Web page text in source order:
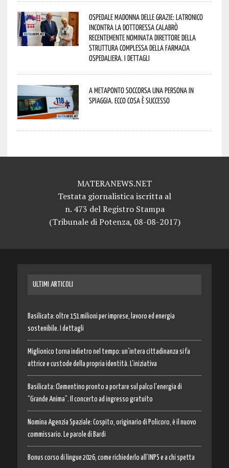
Ospedale Madonna delle Grazie: Latronico
incontra la dottoressa Calabrò
recentemente nominata Direttore della
Struttura Complessa della Farmacia
Ospedaliera. I dettagli
A Metaponto soccorsa una persona in
spiaggia. Ecco cosa è successo
MATERANEWS.NET
Testata giornalistica iscritta al
n. 473 del Registro Stampa
(Tribunale di Potenza, 08-08-2017)
ULTIMI ARTICOLI
Basilicata: oltre 151 milioni per imprese, lavoro ed energia
sostenibile. I dettagli
Miglionico torna indietro nel tempo: un’intera cittadinanza si fa
attrice e custode della propria identità. L’iniziativa
Basilicata: Clementino pronto a portare sul palco l’energia di
“Grande Anima”. Il concerto ad ingresso gratuito
Nomina Agenzia Spaziale: Cospito, originario di Policoro, è il nuovo
commissario. Le parole di Bardi
Bonus corso di lingue 2026, come richiederlo all’INPS e a chi spetta